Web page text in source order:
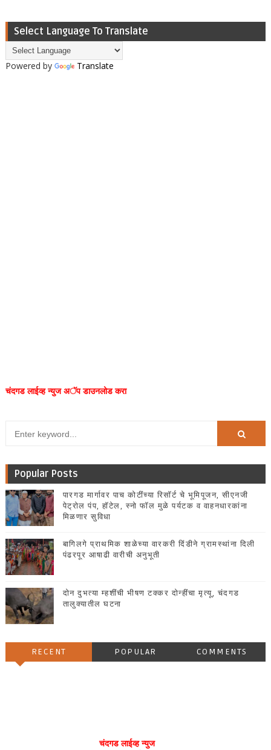
Select Language To Translate
Powered by Translate
चंदगड लाईव्ह न्युज अॅप डाउनलोड करा
Popular Posts
पारगड मार्गावर पाच कोटींच्या रिसॉर्ट चे भूमिपूजन, सीएनजी
पेट्रोल पंप, हॉटेल, स्नो फॉल मुळे पर्यटक व वाहनधारकांना
मिळणार सुविधा
बागिलगे प्राथमिक शाळेच्या वारकरी दिंडीने ग्रामस्थांना दिली
पंढरपूर आषाढी वारीची अनुभूती
दोन दुभत्या म्हशींची भीषण टक्कर दोन्हींचा मृत्यू, चंदगड
तालुक्यातील घटना
RECENT POPULAR COMMENTS
चंदगड लाईव्ह न्युज